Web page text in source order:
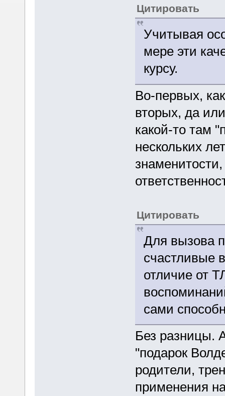
Цитировать
Учитывая
мере эти
курсу.
Во-первых,
вторых, да
какой-то там
нескольких
Цитировать
Для вызова
счастливые
отличие от
сами
Без разницы.
"подарок
родители,
применения